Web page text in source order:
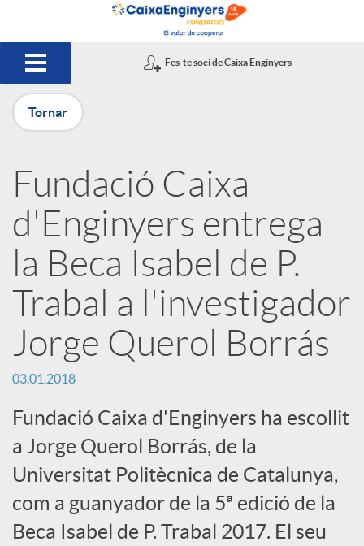
Fes-te soci de Caixa Enginyers
u
b
i
c
a
d
Tornar
Fundació Caixa
d'Enginyers entrega
la Beca Isabel de P.
Trabal a l'investigador
Jorge Querol Borrás
03.01.2018
Fundació Caixa d'Enginyers ha escollit
a Jorge Querol Borrás, de la
Universitat Politècnica de Catalunya,
com a guanyador de la 5ª edició de la
Beca Isabel de P. Trabal 2017. El seu